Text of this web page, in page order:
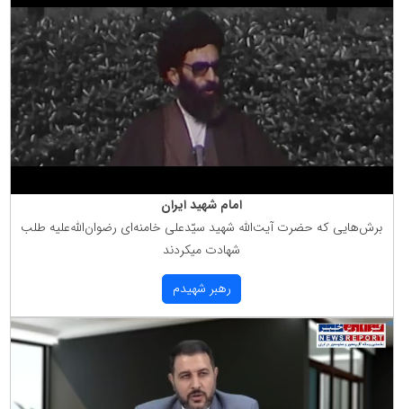
امام شهید ایران
برش‌هایی كه حضرت آیت‌الله شهید سیّدعلی خامنه‌ای رضوان‌الله‌علیه طلب
شهادت میكردند
رهبر شهیدم